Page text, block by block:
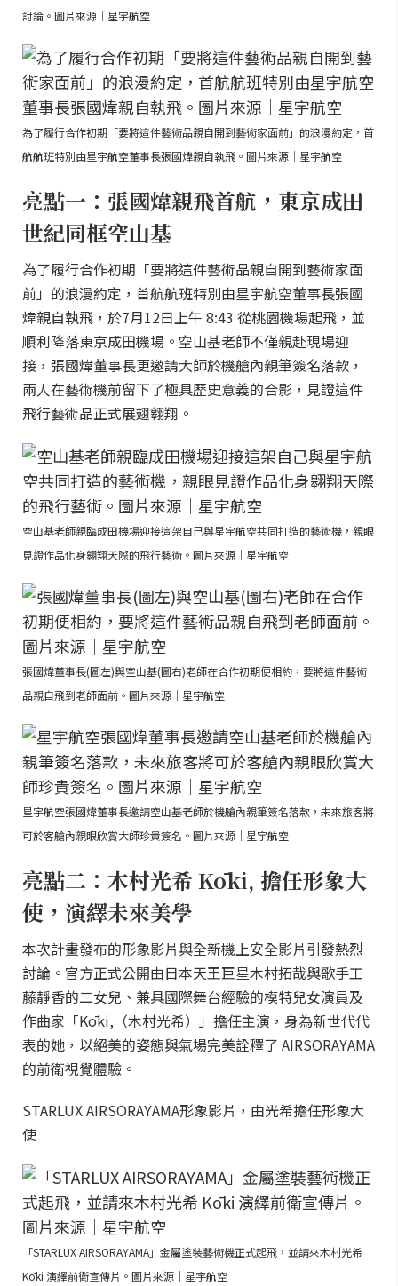
討論。圖片來源｜星宇航空
為了履行合作初期「要將這件藝術品親自開到藝術家面前」的浪漫約定，首
航航班特別由星宇航空董事長張國煒親自執飛。圖片來源｜星宇航空
亮點一：張國煒親飛首航，東京成田
世紀同框空山基
為了履行合作初期「要將這件藝術品親自開到藝術家面
前」的浪漫約定，首航航班特別由星宇航空董事長張國
煒親自執飛，於7月12日上午 8:43 從桃園機場起飛，並
順利降落東京成田機場。空山基老師不僅親赴現場迎
接，張國煒董事長更邀請大師於機艙內親筆簽名落款，
兩人在藝術機前留下了極具歷史意義的合影，見證這件
飛行藝術品正式展翅翱翔。
空山基老師親臨成田機場迎接這架自己與星宇航空共同打造的藝術機，親眼
見證作品化身翱翔天際的飛行藝術。圖片來源｜星宇航空
張國煒董事長(圖左)與空山基(圖右)老師在合作初期便相約，要將這件藝術
品親自飛到老師面前。圖片來源｜星宇航空
星宇航空張國煒董事長邀請空山基老師於機艙內親筆簽名落款，未來旅客將
可於客艙內親眼欣賞大師珍貴簽名。圖片來源｜星宇航空
亮點二：木村光希 Kōki, 擔任形象大
使，演繹未來美學
本次計畫發布的形象影片與全新機上安全影片引發熱烈
討論。官方正式公開由日本天王巨星木村拓哉與歌手工
藤靜香的二女兒、兼具國際舞台經驗的模特兒女演員及
作曲家「Kōki,（木村光希）」擔任主演，身為新世代代
表的她，以絕美的姿態與氣場完美詮釋了 AIRSORAYAMA
的前衛視覺體驗。
STARLUX AIRSORAYAMA形象影片，由光希擔任形象大
使
「STARLUX AIRSORAYAMA」金屬塗裝藝術機正式起飛，並請來木村光希
Kōki 演繹前衛宣傳片。圖片來源｜星宇航空